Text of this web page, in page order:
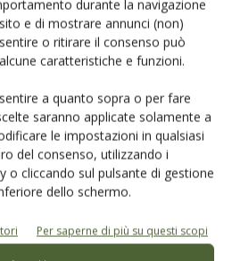
durante la navigazione
e di mostrare annunci (non)
o ritirare il consenso può
caratteristiche e funzioni.
a quanto sopra o per fare
saranno applicate solamente a
le impostazioni in qualsiasi
del consenso, utilizzando i
o cliccando sul pulsante di gestione
dello schermo.
Per saperne di più su questi scopi
e Prodotti
per cercare un'azienda o un
prodotto!
Cerca adesso